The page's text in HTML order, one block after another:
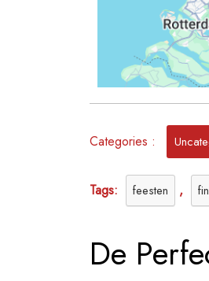
Categories :
Tags: feesten ,
De